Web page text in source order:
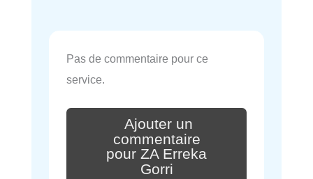
Pas de commentaire pour ce
service.
Ajouter un
commentaire
pour ZA Erreka
Gorri